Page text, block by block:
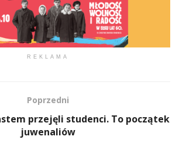
REKLAMA
Poprzedni
przejęli studenci. To początek
juwenaliów